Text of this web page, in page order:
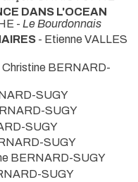
DANS L'OCEAN
- Le Bourdonnais
- Etienne VALLES
Christine BERNARD-
SUGY
SUGY
SUGY
SUGY
BERNARD-SUGY
SUGY